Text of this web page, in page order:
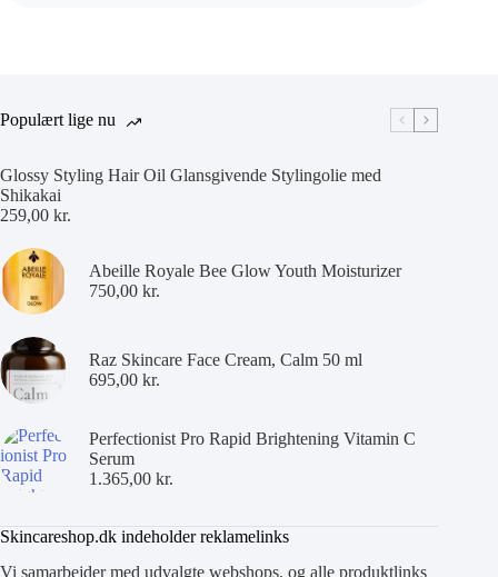
Populært lige nu
Glossy Styling Hair Oil Glansgivende Stylingolie med
Shikakai
259,00 kr.
Abeille Royale Bee Glow Youth Moisturizer
750,00 kr.
Raz Skincare Face Cream, Calm 50 ml
695,00 kr.
Perfectionist Pro Rapid Brightening Vitamin C
Serum
1.365,00 kr.
Skincareshop.dk indeholder reklamelinks
Vi samarbejder med udvalgte webshops, og alle produktlinks